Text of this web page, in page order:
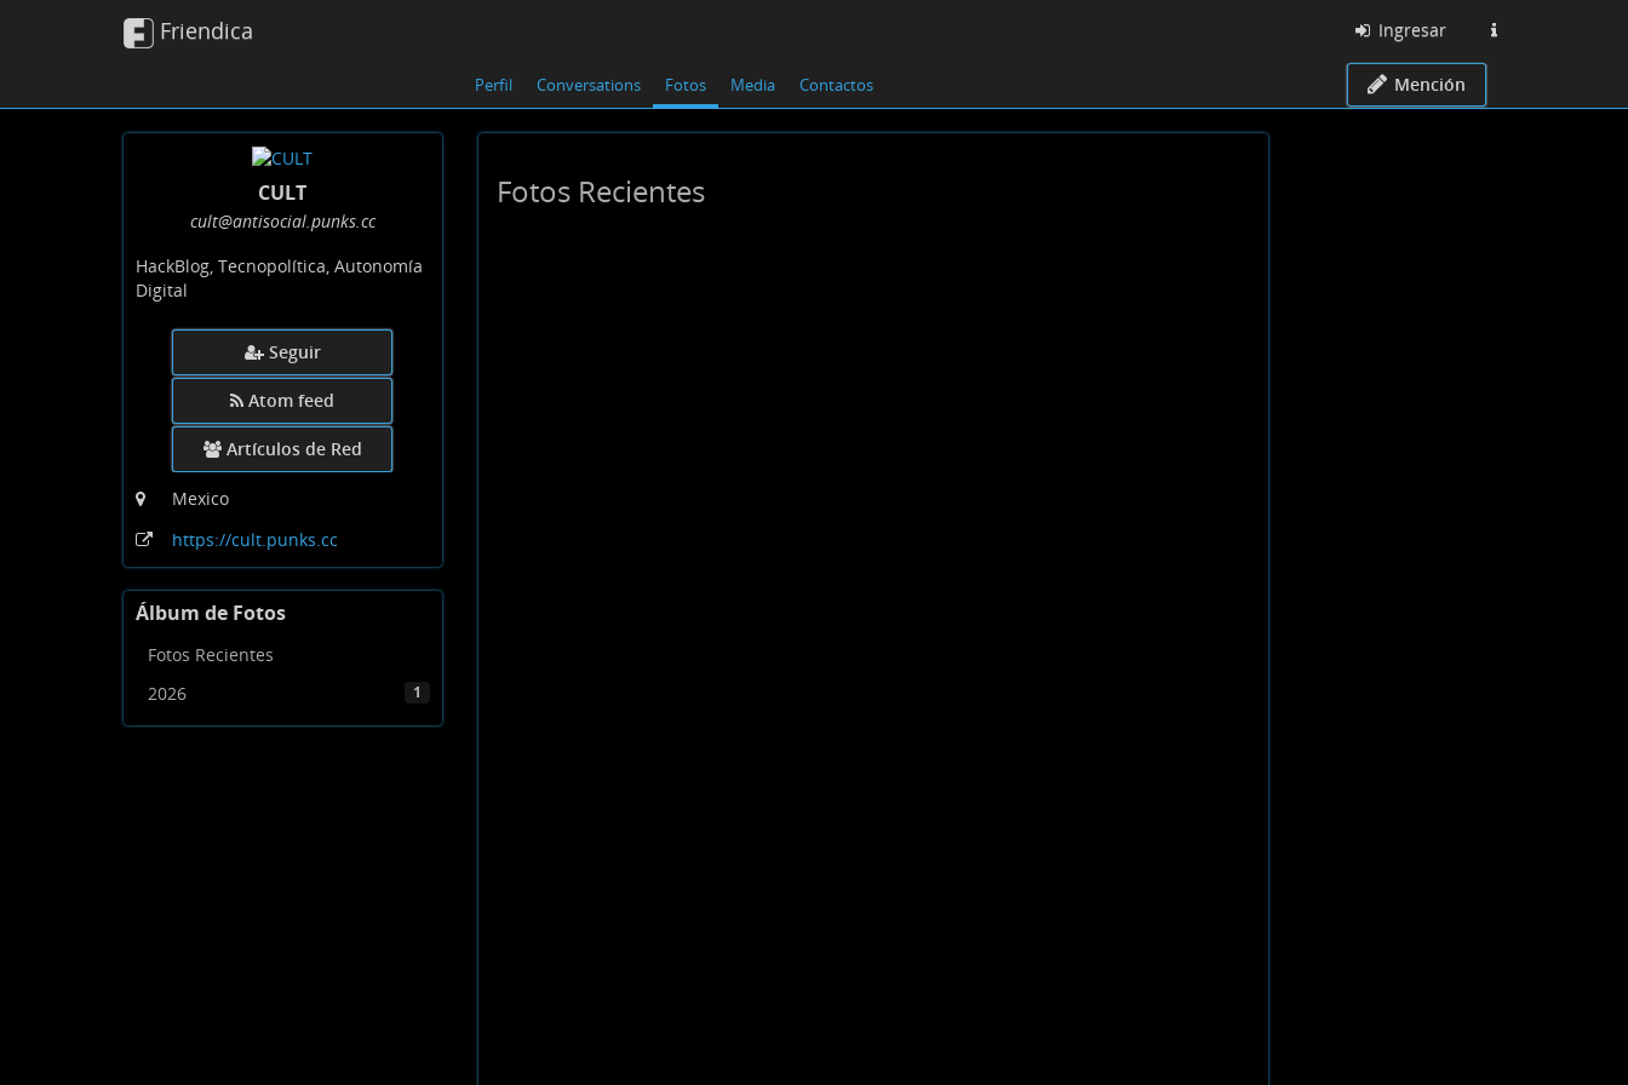
Friendica Ingresar
Perfil Conversations Fotos Media Contactos Mención
CULT
cult@antisocial.punks.cc
HackBlog, Tecnopolítica, Autonomía
Digital
Seguir
Atom feed
Artículos de Red
Mexico
https://cult.punks.cc
Álbum de Fotos
Fotos Recientes
1
2026
Fotos Recientes